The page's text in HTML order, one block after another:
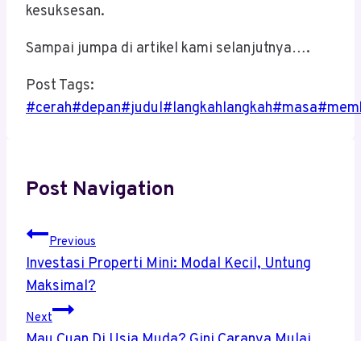
kesuksesan.
Sampai jumpa di artikel kami selanjutnya….
Post Tags:
#cerah#depan#judul#langkahlangkah#masa#
Post Navigation
Previous
Investasi Properti Mini: Modal Kecil, Untung
Maksimal?
Next